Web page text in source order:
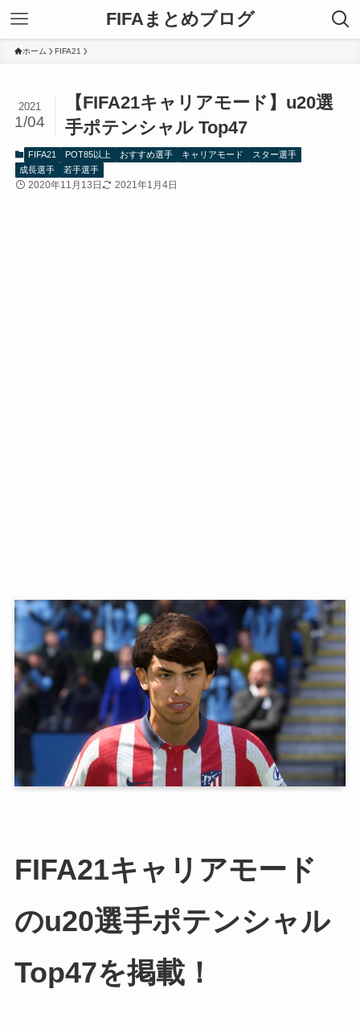
FIFAまとめブログ
ホーム FIFA21
【FIFA21キャリアモード】u20選
手ポテンシャル Top47
2021
1/04
FIFA21 POT85以上 おすすめ選手 キャリアモード
スター選手
成長選手
若手選手
2020年11月13日 2021年1月4日
FIFA21キャリアモード
のu20選手ポテンシャル
Top47を掲載！